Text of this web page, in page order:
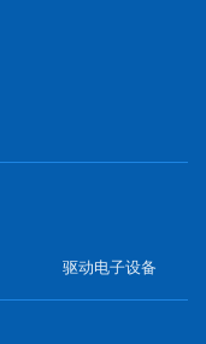
驱动电子设备